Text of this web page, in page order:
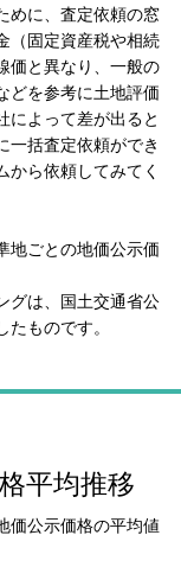
めに、査定依頼の窓
（固定資産税や相続
価と異なり、一般の
どを参考に土地評価
によって差が出ると
一括査定依頼ができ
から依頼してみてく
地ごとの地価公示価
グは、国土交通省公
ものです。
平均推移
価公示価格の平均値